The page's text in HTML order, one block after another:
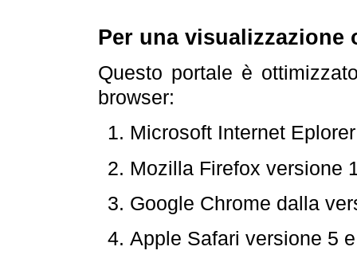
Per una visualizzazione
Questo portale è
browser:
Microsoft Internet
Mozilla Firefox versione
Google Chrome dalla
Apple Safari versione 5